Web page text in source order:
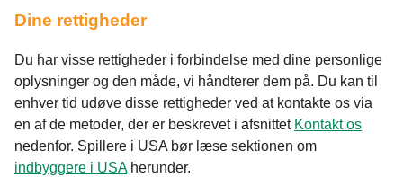
Dine rettigheder
Du har visse rettigheder i forbindelse med dine personlige
oplysninger og den måde, vi håndterer dem på. Du kan til
enhver tid udøve disse rettigheder ved at kontakte os via
en af de metoder, der er beskrevet i afsnittet Kontakt os
nedenfor. Spillere i USA bør læse sektionen om
indbyggere i USAherunder.